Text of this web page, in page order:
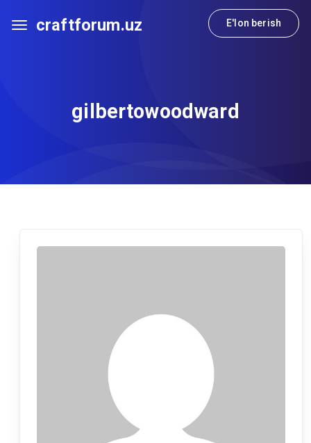
craftforum.uz E'lon berish
gilbertowoodward